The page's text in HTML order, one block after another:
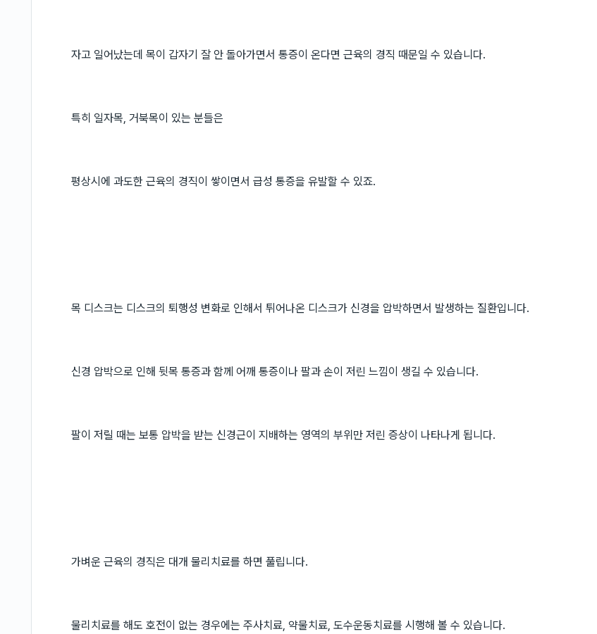
자고 일어났는데 목이 갑자기 잘 안 돌아가면서 통증이 온다면 근육의 경직 때문일 수 있습니다.
특히 일자목, 거북목이 있는 분들은
평상시에 과도한 근육의 경직이 쌓이면서 급성 통증을 유발할 수 있죠.
목 디스크는 디스크의 퇴행성 변화로 인해서 튀어나온 디스크가 신경을 압박하면서 발생하는 질환입니다.
신경 압박으로 인해 뒷목 통증과 함께 어깨 통증이나 팔과 손이 저린 느낌이 생길 수 있습니다.
팔이 저릴 때는 보통 압박을 받는 신경근이 지배하는 영역의 부위만 저린 증상이 나타나게 됩니다.
가벼운 근육의 경직은 대개 물리치료를 하면 풀립니다.
물리치료를 해도 호전이 없는 경우에는 주사치료, 약물치료, 도수운동치료를 시행해 볼 수 있습니다.